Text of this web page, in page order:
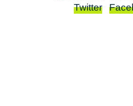
Twitter